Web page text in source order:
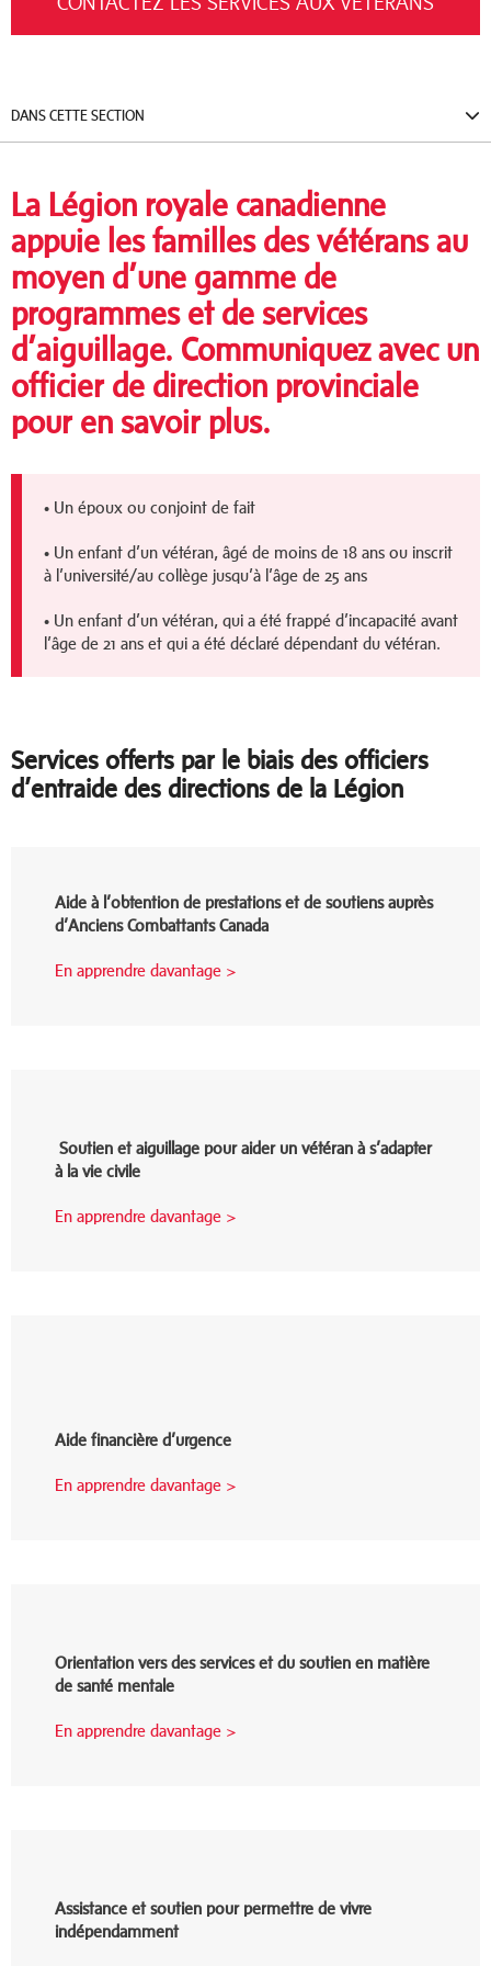
DANS CETTE SECTION
La Légion royale canadienne
appuie les familles des vétérans au
moyen d’une gamme de
programmes et de services
d’aiguillage. Communiquez avec un
officier de direction provinciale
pour en savoir plus.
• Un époux ou conjoint de fait
• Un enfant d’un vétéran, âgé de moins de 18 ans ou inscrit
à l’université/au collège jusqu’à l’âge de 25 ans
• Un enfant d’un vétéran, qui a été frappé d’incapacité avant
l’âge de 21 ans et qui a été déclaré dépendant du vétéran.
Services offerts par le biais des officiers
d’entraide des directions de la Légion
Aide à l’obtention de prestations et de soutiens auprès
d’Anciens Combattants Canada
En apprendre davantage >
Soutien et aiguillage pour aider un vétéran à s’adapter
à la vie civile
En apprendre davantage >
Aide financière d’urgence
En apprendre davantage >
Orientation vers des services et du soutien en matière
de santé mentale
En apprendre davantage >
Assistance et soutien pour permettre de vivre
indépendamment